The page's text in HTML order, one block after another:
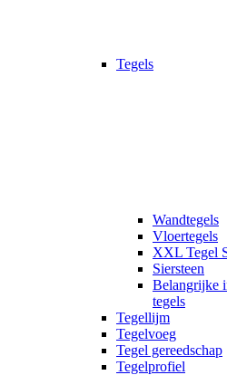
Tegels
Wandtegels
Vloertegels
XXL Tegel
Siersteen
Belangrijke
tegels
Tegellijm
Tegelvoeg
Tegel gereedschap
Tegelprofiel